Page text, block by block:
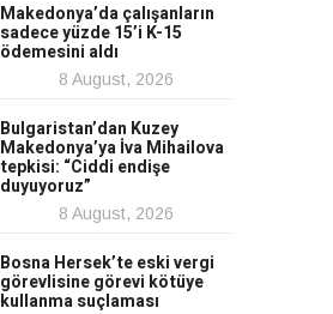
Makedonya’da çalışanların
sadece yüzde 15’i K-15
ödemesini aldı
8 August, 2026
Bulgaristan’dan Kuzey
Makedonya’ya İva Mihailova
tepkisi: “Ciddi endişe
duyuyoruz”
8 August, 2026
Bosna Hersek’te eski vergi
görevlisine görevi kötüye
kullanma suçlaması